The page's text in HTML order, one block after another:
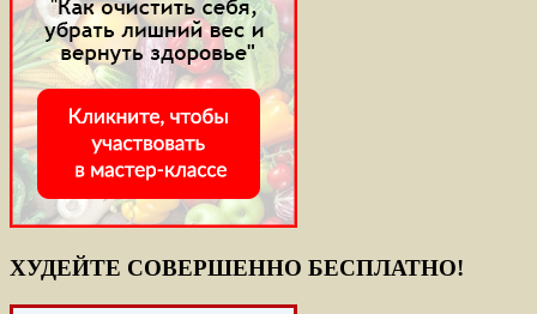
ХУДЕЙТЕ СОВЕРШЕННО БЕСПЛАТНО!